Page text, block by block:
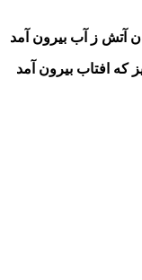
ز آب بیرون آمد
افتاب بیرون آمد